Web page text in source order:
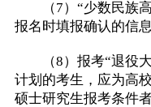
（7）“少数民族高
报名时填报确认的信息
（8）报考“退役大
计划的考生，应为高
硕士研究生报考条件